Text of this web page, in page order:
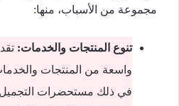
مجموعة من الأسباب، منها:
تنوع المنتجات والخدمات:
واسعة من المنتجات
في ذلك مستحضرات التجميل